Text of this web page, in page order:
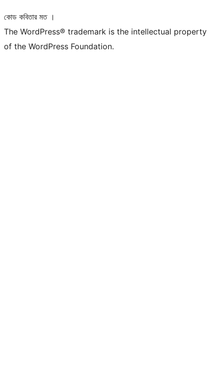
কোড কবিতার মত ।
The WordPress® trademark is the intellectual property
of the WordPress Foundation.